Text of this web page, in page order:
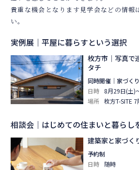
貴重な機会となります見学会などの情報
い。
実例展｜平屋に暮らすという選択
枚方市｜写真で
タチ
同時開催｜家づく
日時
8月29日(土)
場所 枚方T-SITE 7
相談会｜はじめての住まいと暮らし
建築家と家づく
予約制
日時
随時